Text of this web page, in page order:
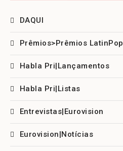
DAQUI
Prêmios>Prêmios LatinPop
Habla Pri|Lançamentos
Habla Pri|Listas
Entrevistas|Eurovision
Eurovision|Notícias